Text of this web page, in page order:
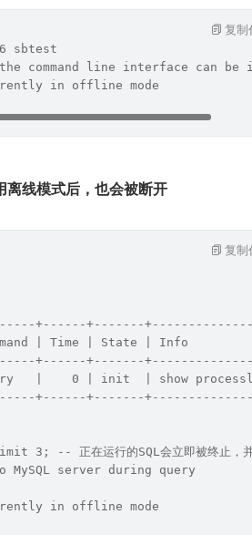
sbtest
command line interface can be
in offline mode
复制
线模式后，也会被断开
+------+-------
| Time | State | Info
+------+-------
|    0 | init  | show
+------+-------
正在运行的SQL会立即被终止，并
MySQL server during query
in offline mode
复制